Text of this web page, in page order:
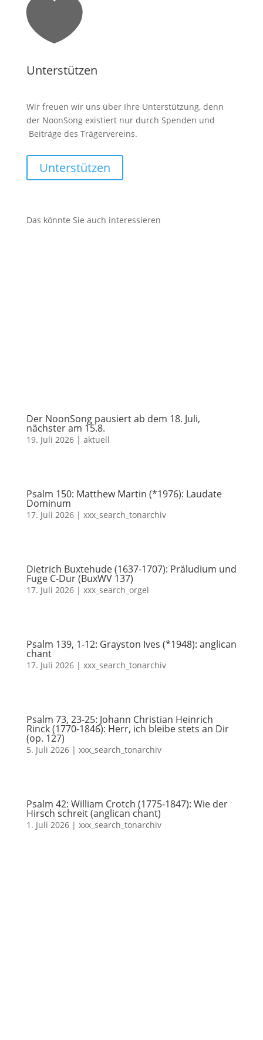

Unterstützen
Wir freuen wir uns über Ihre Unterstützung, denn
der NoonSong existiert nur durch Spenden und
Beiträge des Trägervereins.
Unterstützen
Das könnte Sie auch interessieren
Der NoonSong pausiert ab dem 18. Juli,
nächster am 15.8.
19. Juli 2026| aktuell
Psalm 150: Matthew Martin (*1976): Laudate
Dominum
17. Juli 2026| xxx_search_tonarchiv
Dietrich Buxtehude (1637-1707): Präludium und
Fuge C-Dur (BuxWV 137)
17. Juli 2026| xxx_search_orgel
Psalm 139, 1-12: Grayston Ives (*1948): anglican
chant
17. Juli 2026| xxx_search_tonarchiv
Psalm 73, 23-25: Johann Christian Heinrich
Rinck (1770-1846): Herr, ich bleibe stets an Dir
(op. 127)
5. Juli 2026| xxx_search_tonarchiv
Psalm 42: William Crotch (1775-1847): Wie der
Hirsch schreit (anglican chant)
1. Juli 2026| xxx_search_tonarchiv